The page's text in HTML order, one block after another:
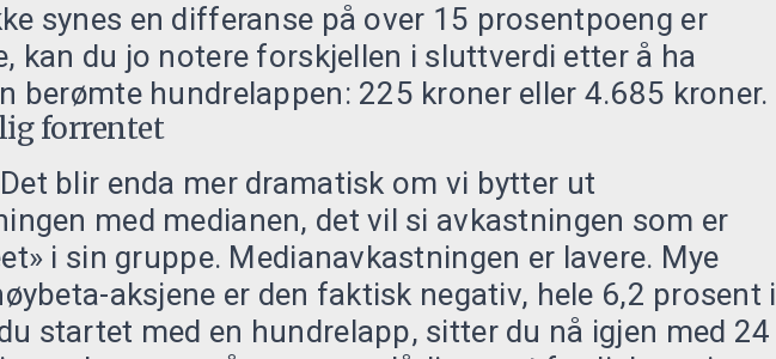
synes en differanse på over 15 prosentpoeng er
kan du jo notere forskjellen i sluttverdi etter å ha
berømte hundrelappen: 225 kroner eller 4.685 kroner.
forrentet
blir enda mer dramatisk om vi bytter ut
med medianen, det vil si avkastningen som er
i sin gruppe. Medianavkastningen er lavere. Mye
aksjene er den faktisk negativ, hele 6,2 prosent i
startet med en hundrelapp, sitter du nå igjen med 24